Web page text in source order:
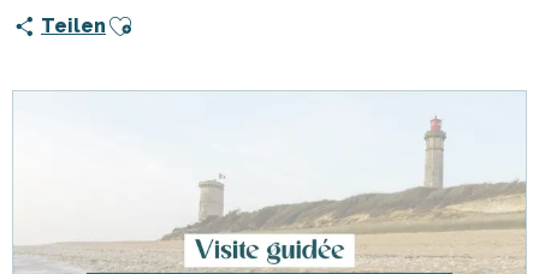
Teilen Ajouter aux favoris